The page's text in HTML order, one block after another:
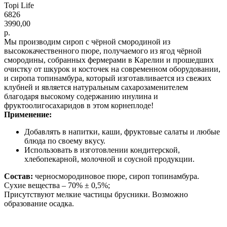
Topi Life
6826
3990,00
р.
Мы производим сироп с чёрной смородиной из
высококачественного пюре, получаемого из ягод чёрной
смородины, собранных фермерами в Карелии и прошедших
очистку от шкурок и косточек на современном оборудовании,
и сиропа топинамбура, который изготавливается из свежих
клубней и является натуральным сахарозаменителем
благодаря высокому содержанию инулина и
фруктоолигосахаридов в этом корнеплоде!
Применение:
Добавлять в напитки, каши, фруктовые салаты и любые
блюда по своему вкусу.
Использовать в изготовлении кондитерской,
хлебопекарной, молочной и соусной продукции.
Состав: черносмородиновое пюре, сироп топинамбура.
Сухие вещества – 70% ± 0,5%;
Присутствуют мелкие частицы брусники. Возможно
образование осадка.